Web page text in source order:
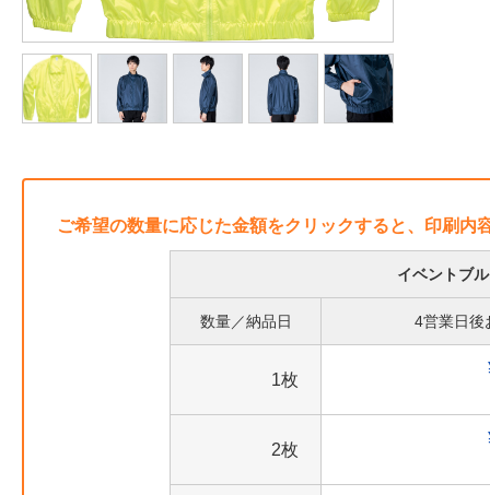
ご希望の数量に応じた金額をクリックすると、印刷内
イベントブ
数量／納品日 4営業日後
1枚
2枚